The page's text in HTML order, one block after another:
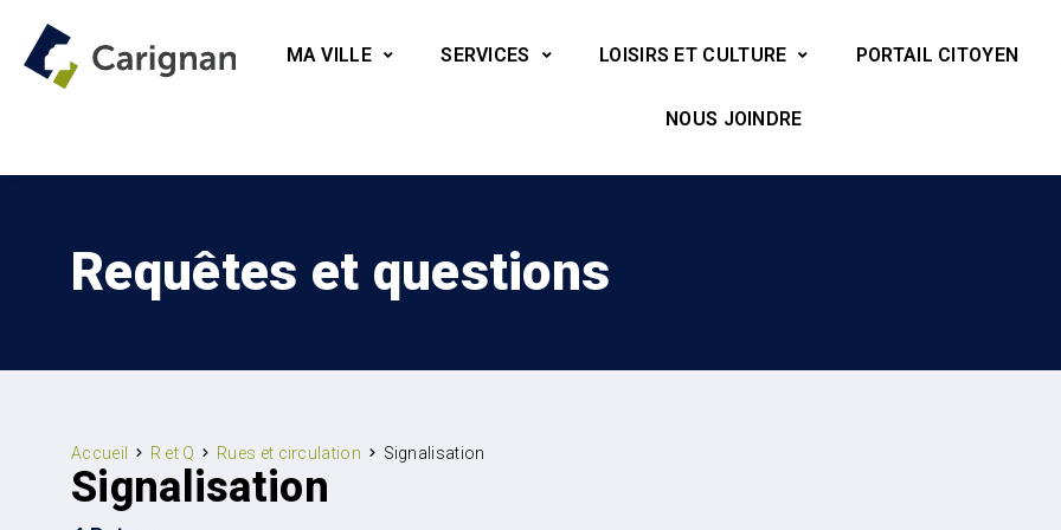
MA VILLE SERVICES LOISIRS ET CULTURE PORTAIL CITOYEN
NOUS JOINDRE
Requêtes et questions
Accueil R et Q Rues et circulation Signalisation
Signalisation